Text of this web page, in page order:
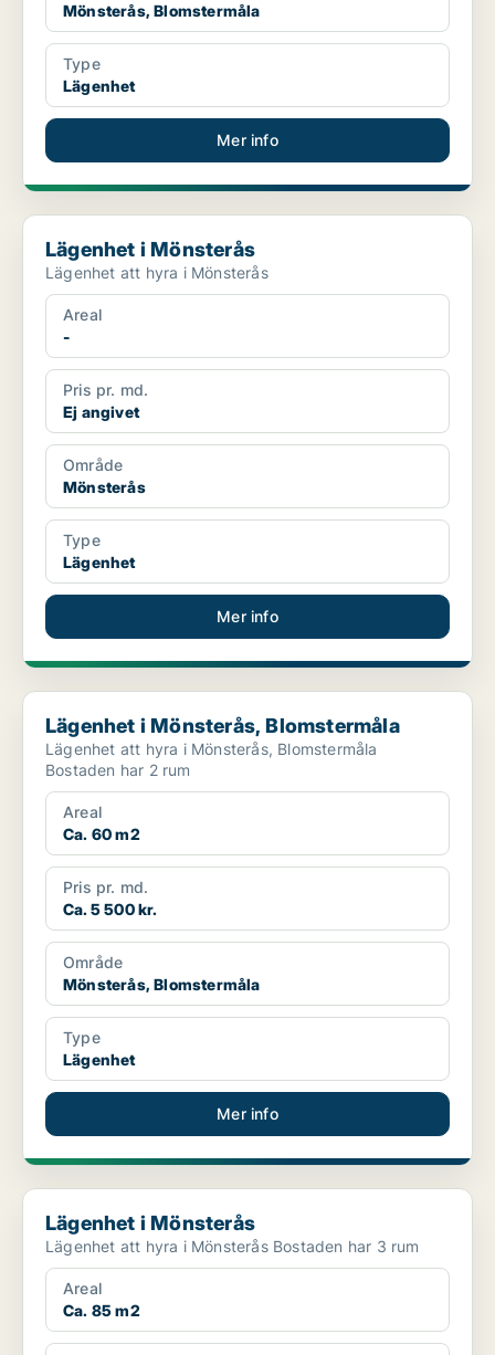
Mönsterås, Blomstermåla
Type
Lägenhet
Mer info
Lägenhet i Mönsterås
Lägenhet i Mönsterås
Lägenhet att hyra i Mönsterås
Areal
-
Pris pr. md.
Ej angivet
Område
Mönsterås
Type
Lägenhet
Mer info
Lägenhet i Mönsterås, Blomstermåla
Lägenhet i Mönsterås, Blomstermåla
Lägenhet att hyra i Mönsterås, Blomstermåla
Bostaden har 2 rum
Areal
Ca. 60 m2
Pris pr. md.
Ca. 5 500 kr.
Område
Mönsterås, Blomstermåla
Type
Lägenhet
Mer info
Lägenhet i Mönsterås
Lägenhet i Mönsterås
Lägenhet att hyra i Mönsterås Bostaden har 3 rum
Areal
Ca. 85 m2